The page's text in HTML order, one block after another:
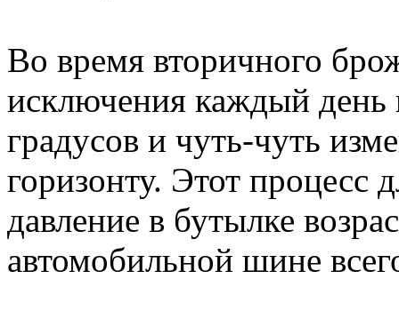
Во время вторичного
исключения каждый день
градусов и чуть-чуть
горизонту. Этот процесс
давление в бутылке
автомобильной шине